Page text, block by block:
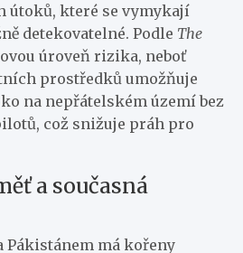
útoků, které se vymykají
detekovatelné. Podle The
úroveň rizika, neboť
prostředků umožňuje
na nepřátelském území bez
což snižuje práh pro
a současná
má kořeny